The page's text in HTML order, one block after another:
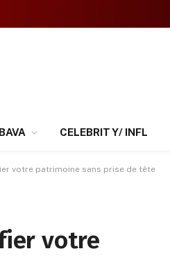
CELEBRITY/ INFL
votre patrimoine sans prise de tête
votre